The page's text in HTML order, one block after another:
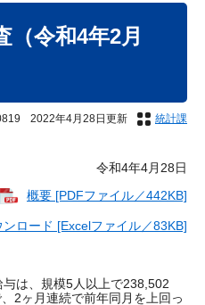
（令和4年2月
2022年4月28日更新 統計課
令和4年4月28日
概要 [PDFファイル／442KB]
ロード [Excelファイル／83KB]
は、規模5人以上で238,502
2ヶ月連続で前年同月を上回っ